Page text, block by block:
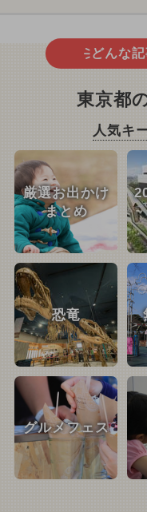
どんな
東京都
人気キ
厳選お出かけ
まとめ
恐竜
グルメフェス